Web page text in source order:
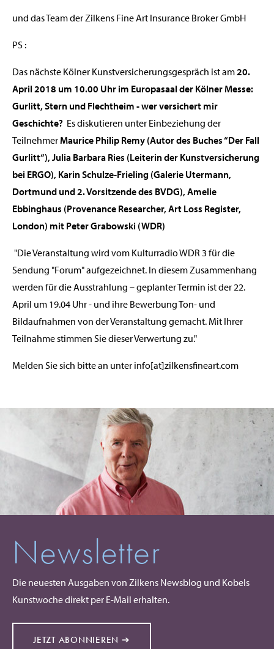
und das Team der Zilkens Fine Art Insurance Broker GmbH
PS :
Das nächste Kölner Kunstversicherungsgespräch ist am20.
April 2018 um 10.00 Uhr im Europasaal der Kölner Messe:
Gurlitt, Stern und Flechtheim - wer versichert mir
Geschichte? Es diskutieren unter Einbeziehung der
TeilnehmerMaurice Philip Remy (Autor des Buches “Der Fall
Gurlitt“), Julia Barbara Ries (Leiterin der Kunstversicherung
bei ERGO), Karin Schulze-Frieling (Galerie Utermann,
Dortmund und 2. Vorsitzende des BVDG), Amelie
Ebbinghaus (Provenance Researcher, Art Loss Register,
London) mit Peter Grabowski (WDR)
"Die Veranstaltung wird vom Kulturradio WDR 3 für die
Sendung "Forum" aufgezeichnet. In diesem Zusammenhang
werden für die Ausstrahlung – geplanter Termin ist der 22.
April um 19.04 Uhr - und ihre Bewerbung Ton- und
Bildaufnahmen von der Veranstaltung gemacht. Mit Ihrer
Teilnahme stimmen Sie dieser Verwertung zu."
Melden Sie sich bitte an unter info[at]zilkensfineart.com
Newsletter
Die neuesten Ausgaben von Zilkens Newsblog und Kobels
Kunstwoche direkt per E-Mail erhalten.
JETZT ABONNIEREN ➔